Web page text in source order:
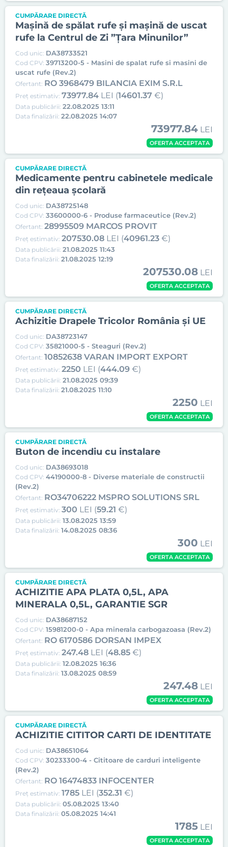
CUMPĂRARE DIRECTĂ
Mașină de spălat rufe și mașină de uscat
rufe la Centrul de Zi ”Țara Minunilor”
Cod unic: DA38733521
Cod CPV: 39713200-5 - Masini de spalat rufe si masini de
uscat rufe (Rev.2)
Ofertant: RO 3968479 BILANCIA EXIM S.R.L
Preț estimativ: 73977.84 LEI (14601.37 €)
Data publicării: 22.08.2025 13:11
Data finalizării: 22.08.2025 14:07
73977.84 LEI
OFERTA ACCEPTATA
CUMPĂRARE DIRECTĂ
Medicamente pentru cabinetele medicale
din rețeaua școlară
Cod unic: DA38725148
Cod CPV: 33600000-6 - Produse farmaceutice (Rev.2)
Ofertant: 28995509 MARCOS PROVIT
Preț estimativ: 207530.08 LEI (40961.23 €)
Data publicării: 21.08.2025 11:43
Data finalizării: 21.08.2025 12:19
207530.08 LEI
OFERTA ACCEPTATA
CUMPĂRARE DIRECTĂ
Achizitie Drapele Tricolor România și UE
Cod unic: DA38723147
Cod CPV: 35821000-5 - Steaguri (Rev.2)
Ofertant: 10852638 VARAN IMPORT EXPORT
Preț estimativ: 2250 LEI (444.09 €)
Data publicării: 21.08.2025 09:39
Data finalizării: 21.08.2025 11:10
2250 LEI
OFERTA ACCEPTATA
CUMPĂRARE DIRECTĂ
Buton de incendiu cu instalare
Cod unic: DA38693018
Cod CPV: 44190000-8 - Diverse materiale de constructii
(Rev.2)
Ofertant: RO34706222 MSPRO SOLUTIONS SRL
Preț estimativ: 300 LEI (59.21 €)
Data publicării: 13.08.2025 13:59
Data finalizării: 14.08.2025 08:36
300 LEI
OFERTA ACCEPTATA
CUMPĂRARE DIRECTĂ
ACHIZITIE APA PLATA 0,5L, APA
MINERALA 0,5L, GARANTIE SGR
Cod unic: DA38687152
Cod CPV: 15981200-0 - Apa minerala carbogazoasa (Rev.2)
Ofertant: RO 6170586 DORSAN IMPEX
Preț estimativ: 247.48 LEI (48.85 €)
Data publicării: 12.08.2025 16:36
Data finalizării: 13.08.2025 08:59
247.48 LEI
OFERTA ACCEPTATA
CUMPĂRARE DIRECTĂ
ACHIZITIE CITITOR CARTI DE IDENTITATE
Cod unic: DA38651064
Cod CPV: 30233300-4 - Cititoare de carduri inteligente
(Rev.2)
Ofertant: RO 16474833 INFOCENTER
Preț estimativ: 1785 LEI (352.31 €)
Data publicării: 05.08.2025 13:40
Data finalizării: 05.08.2025 14:41
1785 LEI
OFERTA ACCEPTATA